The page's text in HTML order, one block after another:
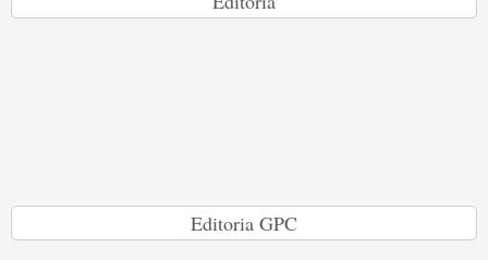
Editoria GPC